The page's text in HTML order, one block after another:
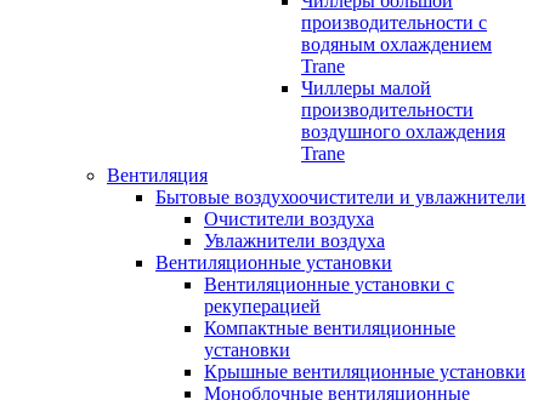
производительности с
водяным охлаждением
Trane
Чиллеры малой
производительности
воздушного охлаждения
Trane
Вентиляция
Бытовые воздухоочистители и увлажнители
Очистители воздуха
Увлажнители воздуха
Вентиляционные установки
Вентиляционные установки с
рекуперацией
Компактные вентиляционные
установки
Крышные вентиляционные установки
Моноблочные вентиляционные